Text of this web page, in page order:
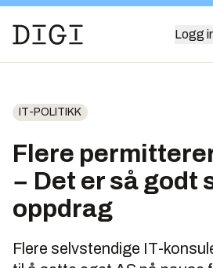
Logg
IT-POLITIKK
Flere
− Det er så godt
oppdrag
Flere selvstendige IT-